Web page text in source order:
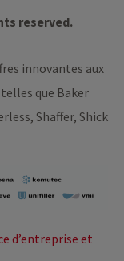
reserved.
innovantes aux
telles que Baker
Shaffer, Shick
d’entreprise et